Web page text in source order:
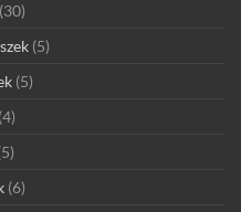
(30)
(5)
(5)
(4)
(6)